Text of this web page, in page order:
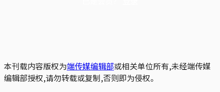
本刊载内容版权为端传媒编辑部或相关单位所有,未经端传媒
编辑部授权,请勿转载或复制,否则即为侵权。